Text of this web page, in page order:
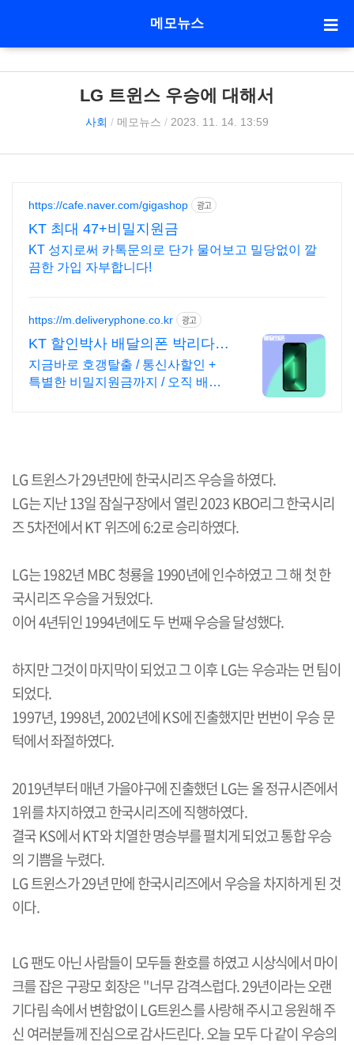
메모뉴스
LG 트윈스 우승에 대해서
사회 / 메모뉴스 / 2023. 11. 14. 13:59
https://cafe.naver.com/gigashop 광고
KT 최대 47+비밀지원금
KT 성지로써 카톡문의로 단가 물어보고 밀당없이 깔
끔한 가입 자부합니다!
https://m.deliveryphone.co.kr 광고
KT 할인박사 배달의폰 박리다
매! 무조건 더 할인!
지금바로 호갱탈출 / 통신사할인 +
특별한 비밀지원금까지 / 오직 배달
LG 트윈스가 29년만에 한국시리즈 우승을 하였다.
LG는 지난 13일 잠실구장에서 열린 2023 KBO리그 한국시리
즈 5차전에서 KT 위즈에 6:2로 승리하였다.
LG는 1982년 MBC 청룡을 1990년에 인수하였고 그 해 첫 한
국시리즈 우승을 거뒀었다.
이어 4년뒤인 1994년에도 두 번째 우승을 달성했다.
하지만 그것이 마지막이 되었고 그 이후 LG는 우승과는 먼 팀이
되었다.
1997년, 1998년, 2002년에 KS에 진출했지만 번번이 우승 문
턱에서 좌절하였다.
2019년부터 매년 가을야구에 진출했던 LG는 올 정규시즌에서
1위를 차지하였고 한국시리즈에 직행하였다.
결국 KS에서 KT와 치열한 명승부를 펼치게 되었고 통합 우승
의 기쁨을 누렸다.
LG 트윈스가 29년 만에 한국시리즈에서 우승을 차지하게 된 것
이다.
LG 팬도 아닌 사람들이 모두들 환호를 하였고 시상식에서 마이
크를 잡은 구광모 회장은 "너무 감격스럽다. 29년이라는 오랜
기다림 속에서 변함없이 LG트윈스를 사랑해 주시고 응원해 주
신 여러분들께 진심으로 감사드린다. 오늘 모두 다 같이 우승의